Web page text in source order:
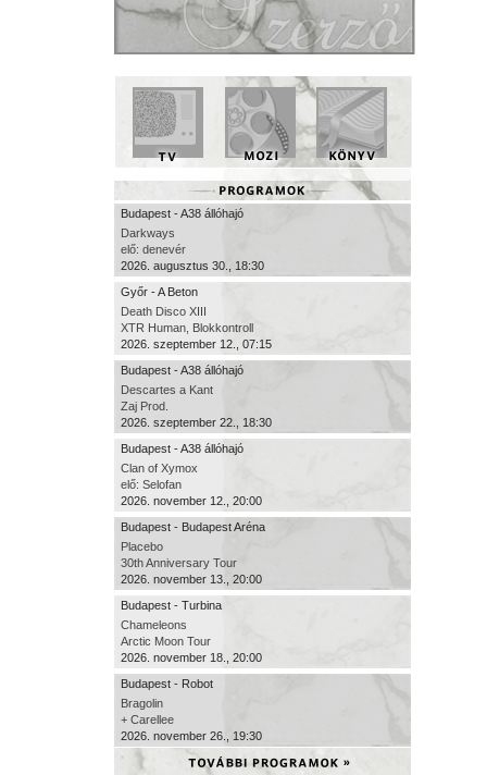
Budapest - A38 állóhajó
Darkways
elő: denevér
2026. augusztus 30., 18:30
Győr - A Beton
Death Disco XIII
XTR Human, Blokkontroll
2026. szeptember 12., 07:15
Budapest - A38 állóhajó
Descartes a Kant
Zaj Prod.
2026. szeptember 22., 18:30
Budapest - A38 állóhajó
Clan of Xymox
elő: Selofan
2026. november 12., 20:00
Budapest - Budapest Aréna
Placebo
30th Anniversary Tour
2026. november 13., 20:00
Budapest - Turbina
Chameleons
Arctic Moon Tour
2026. november 18., 20:00
Budapest - Robot
Bragolin
+ Carellee
2026. november 26., 19:30